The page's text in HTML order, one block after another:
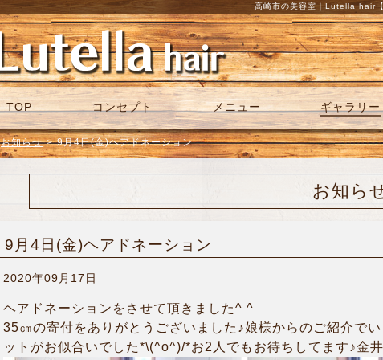
高崎市の美容室｜Lutella hair【
TOP コンセプト メニュー ギャラリー
お知らせ > 9月4日(金)ヘアドネーション
お知ら
9月4日(金)ヘアドネーション
2020年09月17日
ヘアドネーションをさせて頂きました^ ^
35㎝の寄付をありがとうございました♪娘様からのご紹介で
ットがお似合いでした*\(^o^)/*お2人でもお待ちしてます♪金井